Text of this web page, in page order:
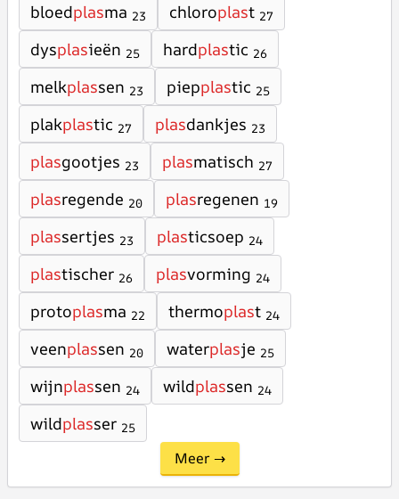
bloedplasma 23 chloroplast 27
dysplasieën 25 hardplastic 26
melkplassen 23 piepplastic 25
plakplastic 27 plasdankjes 23
plasgootjes 23 plasmatisch 27
plasregende 20 plasregenen 19
plassertjes 23 plasticsoep 24
plastischer 26 plasvorming 24
protoplasma 22 thermoplast 24
veenplassen 20 waterplasje 25
wijnplassen 24 wildplassen 24
wildplasser 25
Meer →